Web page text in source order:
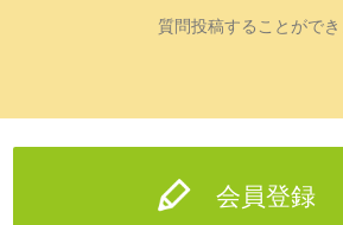
質問投稿することがで
会員登録